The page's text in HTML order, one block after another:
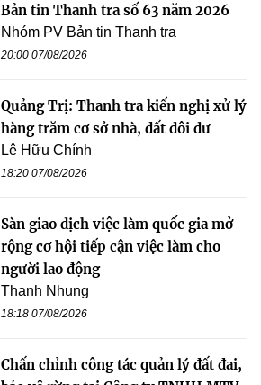
Bản tin Thanh tra số 63 năm 2026
Nhóm PV Bản tin Thanh tra
20:00 07/08/2026
Quảng Trị: Thanh tra kiến nghị xử lý
hàng trăm cơ sở nhà, đất dôi dư
Lê Hữu Chính
18:20 07/08/2026
Sàn giao dịch việc làm quốc gia mở
rộng cơ hội tiếp cận việc làm cho
người lao động
Thanh Nhung
18:18 07/08/2026
Chấn chỉnh công tác quản lý đất đai,